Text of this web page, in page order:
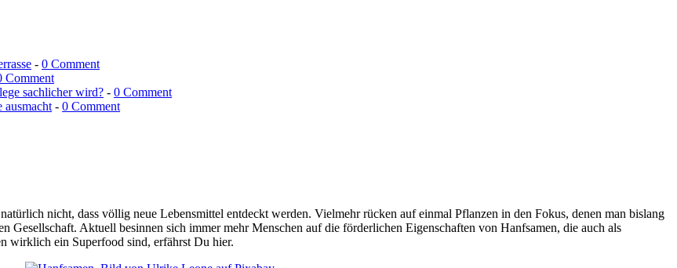
- 0 Comment
Comment
sachlicher wird? - 0 Comment
ausmacht - 0 Comment
nicht, dass völlig neue Lebensmittel entdeckt werden. Vielmehr rücken auf einmal Pflanzen in den Fokus, denen man bislang
Gesellschaft. Aktuell besinnen sich immer mehr Menschen auf die förderlichen Eigenschaften von Hanfsamen, die auch als
wirklich ein Superfood sind, erfährst Du hier.